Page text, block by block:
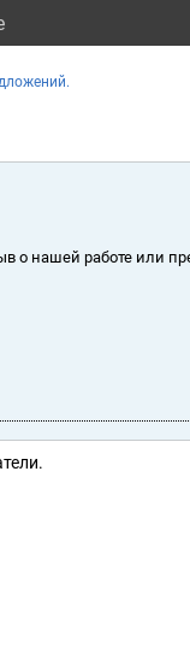
о нашей работе или